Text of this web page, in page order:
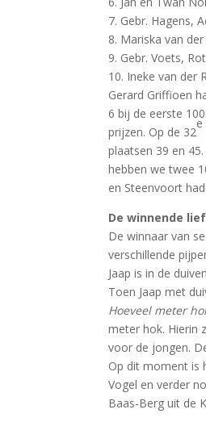
7. Gebr. Hagens,
8. Mariska van
9. Gebr. Voets,
10. Ineke van der
Gerard Griffioen
6 bij de eerste
prijzen. Op de 32
e
plaatsen 39 en
hebben we twee
en Steenvoort
De winnende
De winnaar van
verschillende
Jaap is in de
Toen Jaap met
Hoeveel meter
meter hok. Hierin
voor de jongen.
Op dit moment is
Vogel en verder
Baas-Berg uit de